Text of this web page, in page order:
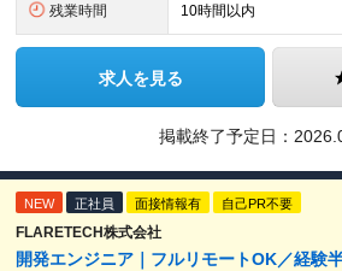
残業時間 10時間以内
求人を見る
掲載終了予定日：
NEW 正社員 面接情報有 自己PR不要
FLARETECH株式会社
開発エンジニア｜フルリモートOK／経験